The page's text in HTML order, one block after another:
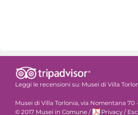
Leggi le recensioni su: Musei di Villa
Musei di Villa Torlonia, via Nomentana 70
© 2017 Musei in Comune / Privacy /